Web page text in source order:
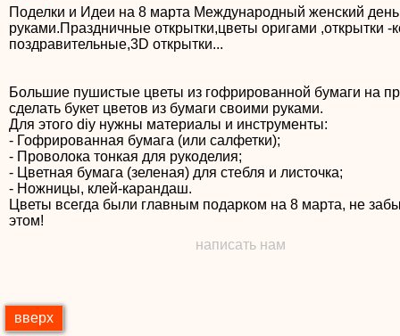
Поделки и Идеи на 8 марта Международный женский
руками.Праздничные открытки,цветы оригами ,открытки -
поздравительные,3D открытки...
Большие пушистые цветы из гофрированной бумаги на
сделать букет цветов из бумаги своими руками.
Для этого diy нужны материалы и инструменты:
- Гофрированная бумага (или салфетки);
- Проволока тонкая для рукоделия;
- Цветная бумага (зеленая) для стебля и листочка;
- Ножницы, клей-карандаш.
Цветы всегда были главным подарком на 8 марта, не
этом!
написать нам
вверх